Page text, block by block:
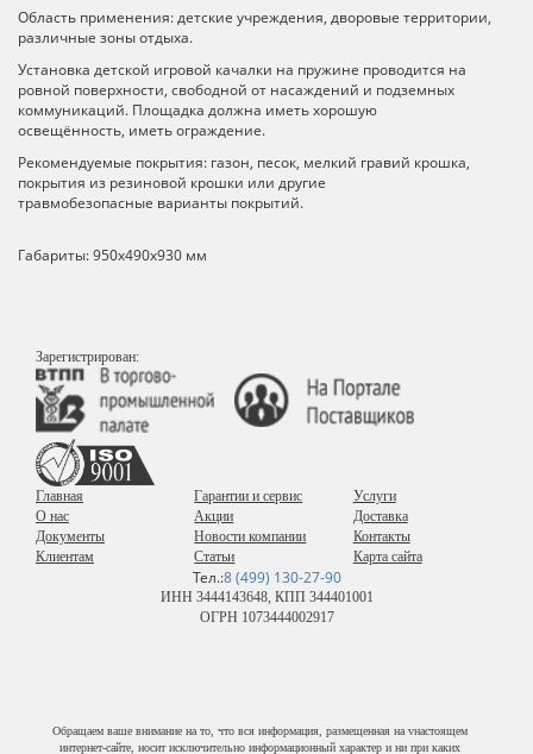
Область применения: детские учреждения, дворовые территории,
различные зоны отдыха.
Установка детской игровой качалки на пружине проводится на
ровной поверхности, свободной от насаждений и подземных
коммуникаций. Площадка должна иметь хорошую
освещённость, иметь ограждение.
Рекомендуемые покрытия: газон, песок, мелкий гравий крошка,
покрытия из резиновой крошки или другие
травмобезопасные варианты покрытий.
Габариты: 950х490х930 мм
Зарегистрирован:
Главная
О нас
Документы
Клиентам
Гарантии и сервис
Акции
Новости компании
Статьи
Услуги
Доставка
Контакты
Карта сайта
Тел.:8 (499) 130-27-90
ИНН 3444143648, КПП 344401001
ОГРН 1073444002917
Обращаем ваше внимание на то, что вся информация, размещенная на vнастоящем
интернет-сайте, носит исключительно информационный характер и ни при каких